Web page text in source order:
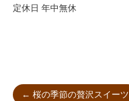
定休日 年中無休
←桜の季節の贅沢スイーツ